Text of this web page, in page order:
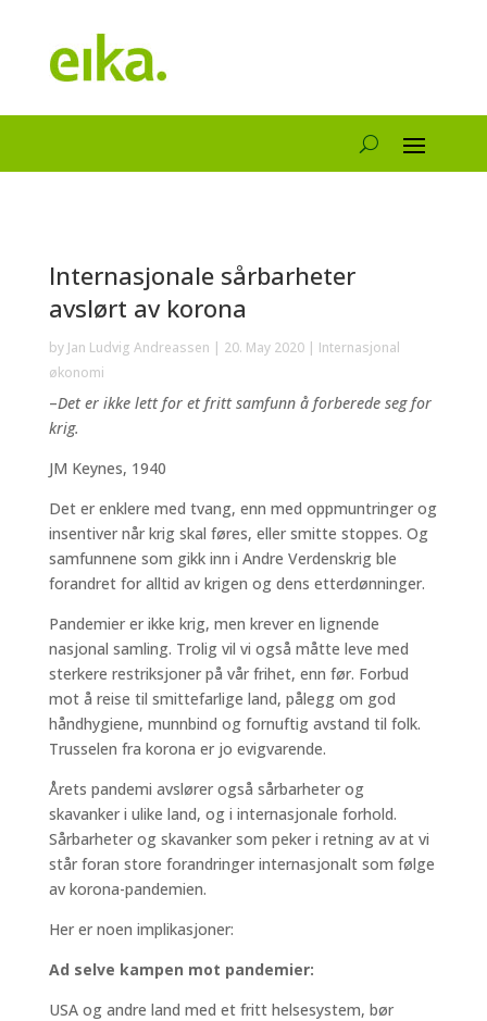
Internasjonale sårbarheter
avslørt av korona
by Jan Ludvig Andreassen | 20. May 2020| Internasjonal
økonomi
–Det er ikke lett for et fritt samfunn å forberede seg for
krig.
JM Keynes, 1940
Det er enklere med tvang, enn med oppmuntringer og
insentiver når krig skal føres, eller smitte stoppes. Og
samfunnene som gikk inn i Andre Verdenskrig ble
forandret for alltid av krigen og dens etterdønninger.
Pandemier er ikke krig, men krever en lignende
nasjonal samling. Trolig vil vi også måtte leve med
sterkere restriksjoner på vår frihet, enn før. Forbud
mot å reise til smittefarlige land, pålegg om god
håndhygiene, munnbind og fornuftig avstand til folk.
Trusselen fra korona er jo evigvarende.
Årets pandemi avslører også sårbarheter og
skavanker i ulike land, og i internasjonale forhold.
Sårbarheter og skavanker som peker i retning av at vi
står foran store forandringer internasjonalt som følge
av korona-pandemien.
Her er noen implikasjoner:
Ad selve kampen mot pandemier:
USA og andre land med et fritt helsesystem, bør